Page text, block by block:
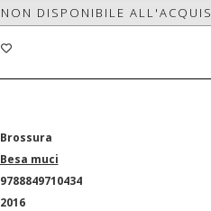
NON DISPONIBILE
Brossura
Besa muci
9788849710434
2016